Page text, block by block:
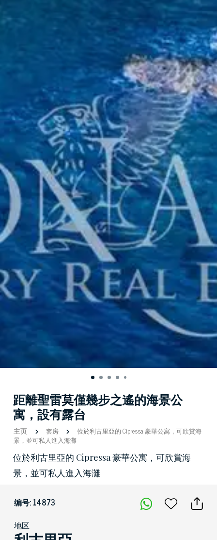
距離聖雷莫僅幾步之遙的海景公
寓，設有露台
主页 套房
位於利古里亞的 Cipressa 豪華公寓，可欣賞海
景，並可私人進入海灘
位於利古里亞的 Cipressa 豪華公寓，可欣賞海
景，並可私人進入海灘
编号: 14873
地区